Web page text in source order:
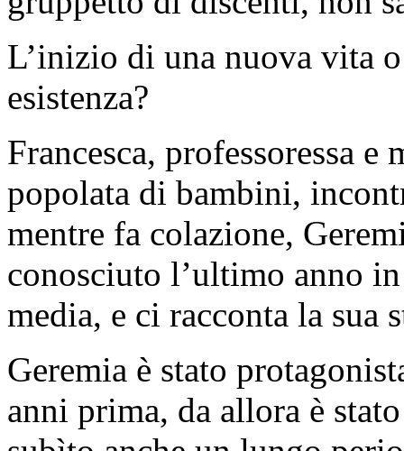
L’inizio di una nuova vita
esistenza?
Francesca, professoressa
popolata di bambini,
mentre fa colazione,
conosciuto l’ultimo anno
media, e ci racconta la sua
Geremia è stato
anni prima, da allora è